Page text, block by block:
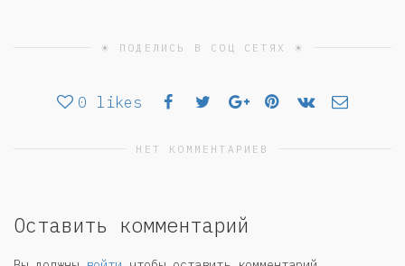
☀ ПОДЕЛИСЬ В СОЦ СЕТЯХ ☀
0 likes
НЕТ КОММЕНТАРИЕВ
Оставить комментарий